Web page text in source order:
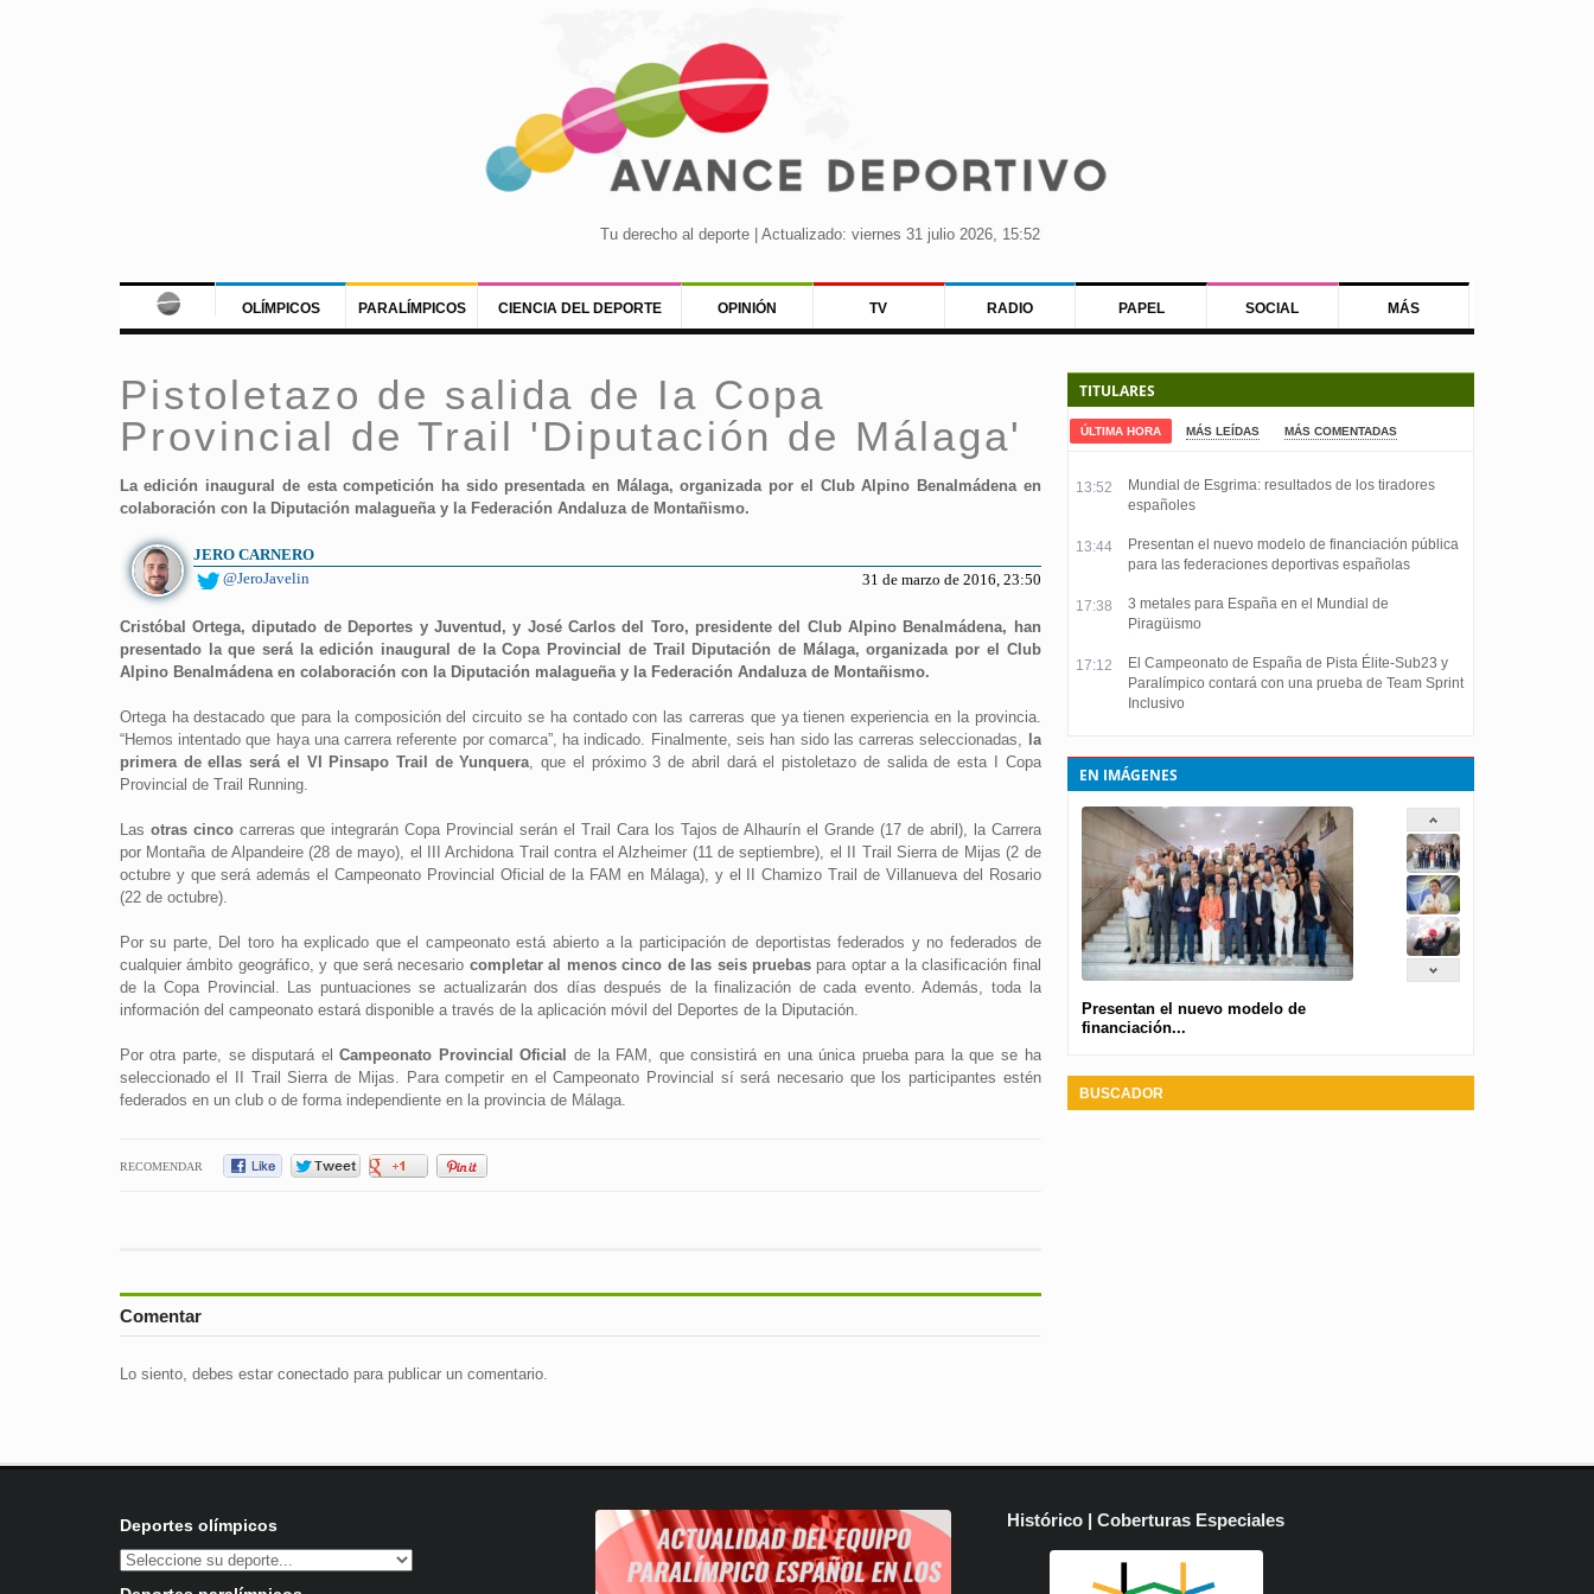
Tu derecho al deporte | Actualizado: viernes 31 julio 2026, 15:52
OLÍMPICOS PARALÍMPICOS CIENCIA DEL DEPORTE OPINIÓN TV RADIO PAPEL SOCIAL MÁS
Pistoletazo de salida de Ia Copa
Provincial de Trail 'Diputación de Málaga'
La edición inaugural de esta competición ha sido presentada en Málaga, organizada por el Club Alpino Benalmádena en
colaboración con la Diputación malagueña y la Federación Andaluza de Montañismo.
JERO CARNERO
@JeroJavelin
31 de marzo de 2016, 23:50
Cristóbal Ortega, diputado de Deportes y Juventud, y José Carlos del Toro, presidente del Club Alpino Benalmádena, han
presentado la que será la edición inaugural de la Copa Provincial de Trail Diputación de Málaga, organizada por el Club
Alpino Benalmádena en colaboración con la Diputación malagueña y la Federación Andaluza de Montañismo.
Ortega ha destacado que para la composición del circuito se ha contado con las carreras que ya tienen experiencia en la provincia.
“Hemos intentado que haya una carrera referente por comarca”, ha indicado. Finalmente, seis han sido las carreras seleccionadas, la
primera de ellas será el VI Pinsapo Trail de Yunquera, que el próximo 3 de abril dará el pistoletazo de salida de esta I Copa
Provincial de Trail Running.
Las otras cincocarreras que integrarán Copa Provincial serán el Trail Cara los Tajos de Alhaurín el Grande (17 de abril), la Carrera
por Montaña de Alpandeire (28 de mayo), el III Archidona Trail contra el Alzheimer (11 de septiembre), el II Trail Sierra de Mijas (2 de
octubre y que será además el Campeonato Provincial Oficial de la FAM en Málaga), y el II Chamizo Trail de Villanueva del Rosario
(22 de octubre).
Por su parte, Del toro ha explicado que el campeonato está abierto a la participación de deportistas federados y no federados de
cualquier ámbito geográfico, y que será necesario completar al menos cinco de las seis pruebaspara optar a la clasificación final
de la Copa Provincial. Las puntuaciones se actualizarán dos días después de la finalización de cada evento. Además, toda la
información del campeonato estará disponible a través de la aplicación móvil del Deportes de la Diputación.
Por otra parte, se disputará elCampeonato Provincial Oficial de la FAM, que consistirá en una única prueba para la que se ha
seleccionado el II Trail Sierra de Mijas. Para competir en el Campeonato Provincial sí será necesario que los participantes estén
federados en un club o de forma independiente en la provincia de Málaga.
RECOMENDAR
Comentar
Lo siento, debes estar conectadopara publicar un comentario.
TITULARES
ÚLTIMA HORA MÁS LEÍDAS MÁS COMENTADAS
13:52
Mundial de Esgrima: resultados de los tiradores
españoles
13:44
Presentan el nuevo modelo de financiación pública
para las federaciones deportivas españolas
17:38
3 metales para España en el Mundial de
Piragüismo
17:12
El Campeonato de España de Pista Élite-Sub23 y
Paralímpico contará con una prueba de Team Sprint
Inclusivo
EN IMÁGENES
Presentan el nuevo modelo de
financiación...
BUSCADOR
Deportes olímpicos Histórico | Coberturas Especiales